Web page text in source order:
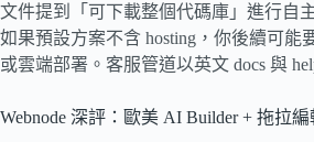
文件提到「可下載整個代碼庫」進行自
如果預設方案不含 hosting，你後續可能
或雲端部署。客服管道以英文 docs 與
Webnode 深評：歐美 AI Builder + 拖拉編